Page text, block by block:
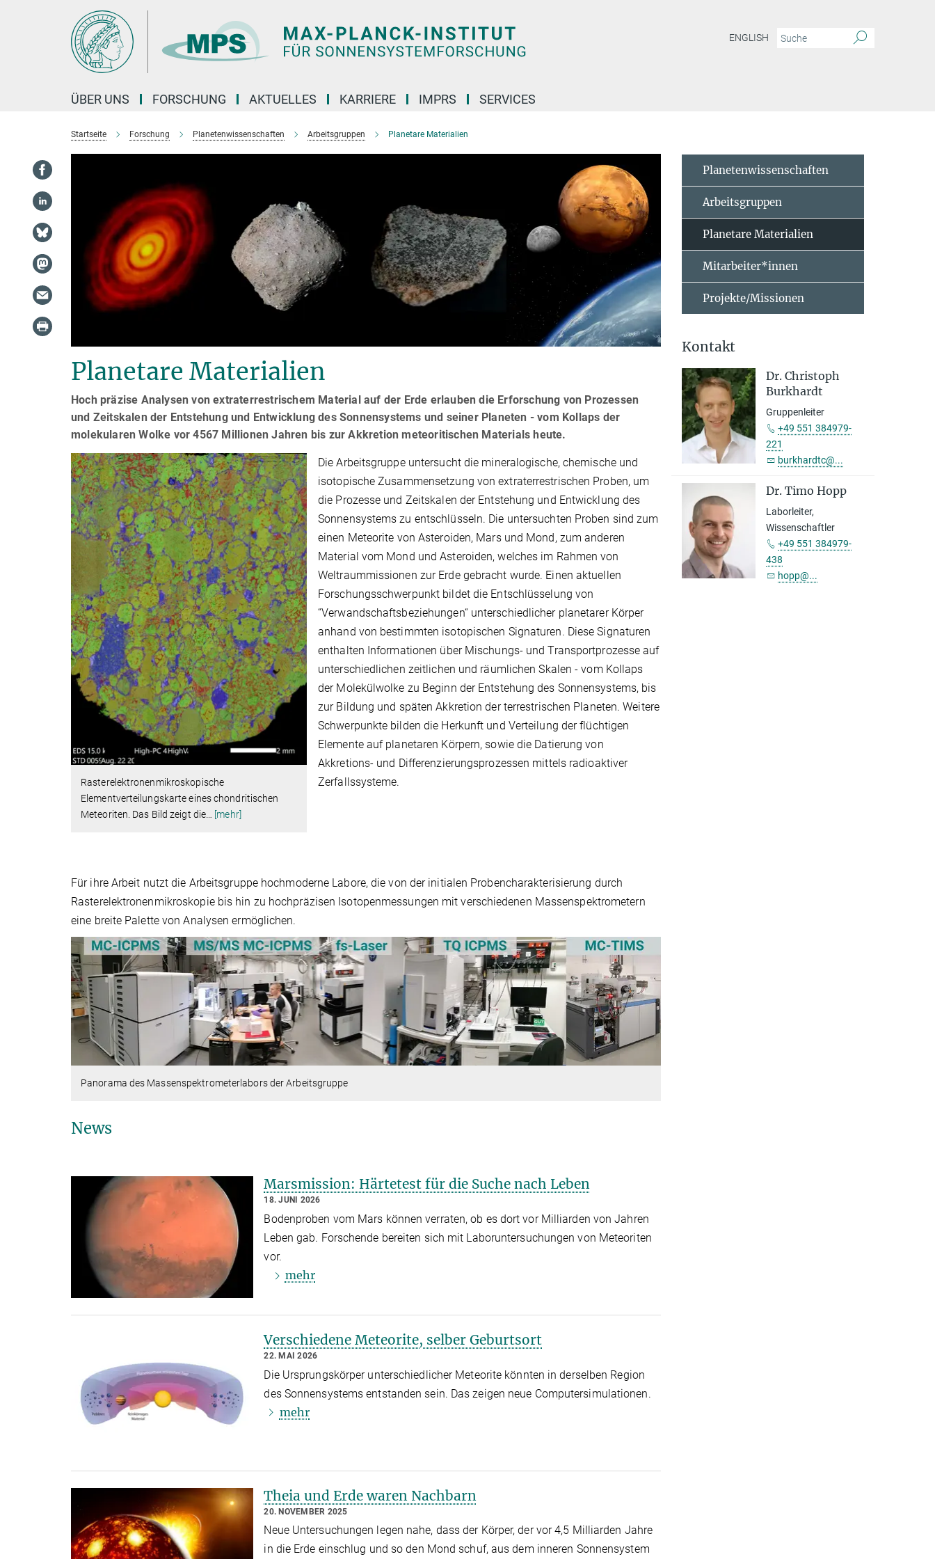
ENGLISH
ÜBER UNS FORSCHUNG AKTUELLES KARRIERE IMPRS SERVICES
Startseite Forschung Planetenwissenschaften Arbeitsgruppen Planetare Materialien
Planetare Materialien
Hoch präzise Analysen von extraterrestrischem Material auf der Erde erlauben die Erforschung von Prozessen
und Zeitskalen der Entstehung und Entwicklung des Sonnensystems und seiner Planeten - vom Kollaps der
molekularen Wolke vor 4567 Millionen Jahren bis zur Akkretion meteoritischen Materials heute.
Rasterelektronenmikroskopische
Elementverteilungskarte eines chondritischen
Meteoriten. Das Bild zeigt die
[mehr]
Die Arbeitsgruppe untersucht die mineralogische, chemische und
isotopische Zusammensetzung von extraterrestrischen Proben, um
die Prozesse und Zeitskalen der Entstehung und Entwicklung des
Sonnensystems zu entschlüsseln. Die untersuchten Proben sind zum
einen Meteorite von Asteroiden, Mars und Mond, zum anderen
Material vom Mond und Asteroiden, welches im Rahmen von
Weltraummissionen zur Erde gebracht wurde. Einen aktuellen
Forschungsschwerpunkt bildet die Entschlüsselung von
“Verwandschaftsbeziehungen“ unterschiedlicher planetarer Körper
anhand von bestimmten isotopischen Signaturen. Diese Signaturen
enthalten Informationen über Mischungs- und Transportprozesse auf
unterschiedlichen zeitlichen und räumlichen Skalen - vom Kollaps
der Molekülwolke zu Beginn der Entstehung des Sonnensystems, bis
zur Bildung und späten Akkretion der terrestrischen Planeten. Weitere
Schwerpunkte bilden die Herkunft und Verteilung der flüchtigen
Elemente auf planetaren Körpern, sowie die Datierung von
Akkretions- und Differenzierungsprozessen mittels radioaktiver
Zerfallssysteme.
Für ihre Arbeit nutzt die Arbeitsgruppe hochmoderne Labore, die von der initialen Probencharakterisierung durch
Rasterelektronenmikroskopie bis hin zu hochpräzisen Isotopenmessungen mit verschiedenen Massenspektrometern
eine breite Palette von Analysen ermöglichen.
Panorama des Massenspektrometerlabors der Arbeitsgruppe
News
Marsmission: Härtetest für die Suche nach Leben
18. JUNI 2026
Bodenproben vom Mars können verraten, ob es dort vor Milliarden von Jahren
Leben gab. Forschende bereiten sich mit Laboruntersuchungen von Meteoriten
vor.
mehr
Verschiedene Meteorite, selber Geburtsort
22. MAI 2026
Die Ursprungskörper unterschiedlicher Meteorite könnten in derselben Region
des Sonnensystems entstanden sein. Das zeigen neue Computersimulationen.
mehr
Theia und Erde waren Nachbarn
20. NOVEMBER 2025
Neue Untersuchungen legen nahe, dass der Körper, der vor 4,5 Milliarden Jahre
in die Erde einschlug und so den Mond schuf, aus dem inneren Sonnensystem
Planetenwissenschaften
Arbeitsgruppen
Planetare Materialien
Mitarbeiter*innen
Projekte/Missionen
Kontakt
Dr. Christoph
Burkhardt
Gruppenleiter
+49 551 384979-
221
burkhardtc@...
Dr. Timo Hopp
Laborleiter,
Wissenschaftler
+49 551 384979-
438
hopp@...